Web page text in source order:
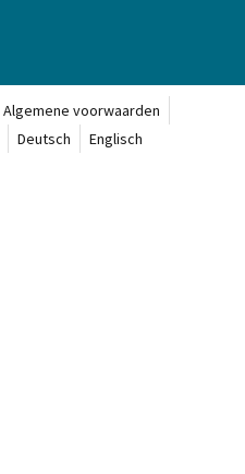
Algemene voorwaarden
Deutsch Englisch